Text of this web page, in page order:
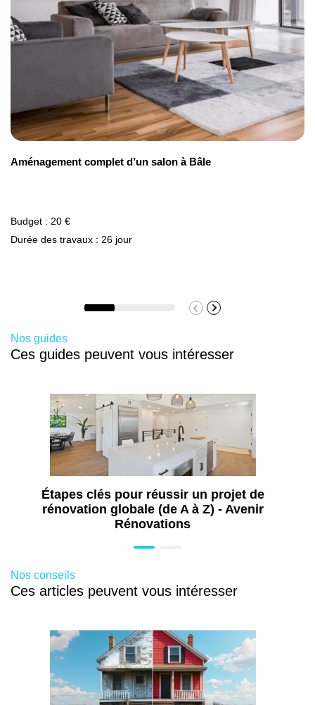
Aménagement complet d’un salon à Bâle
Budget : 20 €
Durée des travaux : 26 jour
Nos guides
Ces guides peuvent vous intéresser
Étapes clés pour réussir un projet de
rénovation globale (de A à Z) - Avenir
Rénovations
Nos conseils
Ces articles peuvent vous intéresser